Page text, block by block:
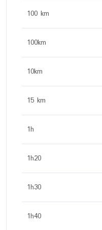
100 km
100km
10km
15 km
1h
1h20
1h30
1h40